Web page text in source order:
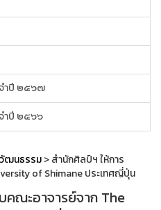
ำปี ๒๕๖๗
ำปี ๒๕๖๖
ฒนธรรม> สำนักศิลป์ฯ ให้การ
of Shimane ประเทศญี่ปุ่น
คณะอาจารย์จาก The